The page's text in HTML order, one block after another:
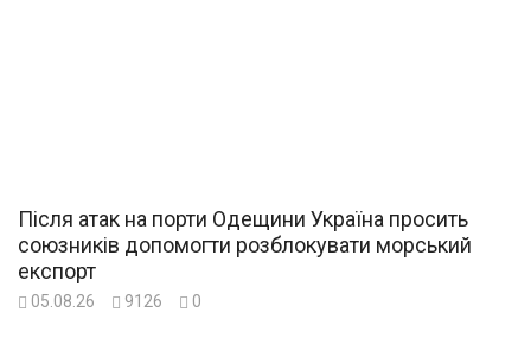
Після атак на порти Одещини Україна просить
союзників допомогти розблокувати морський
експорт
05.08.26 9126 0